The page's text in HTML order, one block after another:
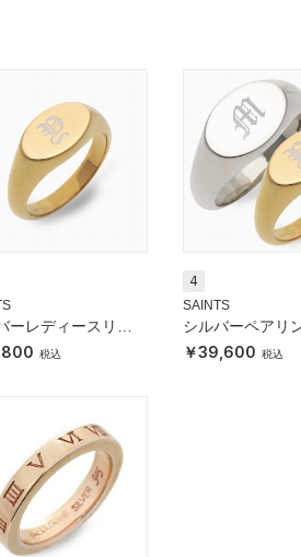
ーレディースリン
4
SAINTS
シルバーペアリ
39,600